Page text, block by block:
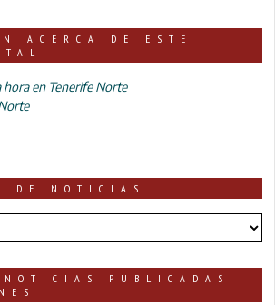
ACERCA DE ESTE
en Tenerife Norte
DE NOTICIAS
NOTICIAS PUBLICADAS